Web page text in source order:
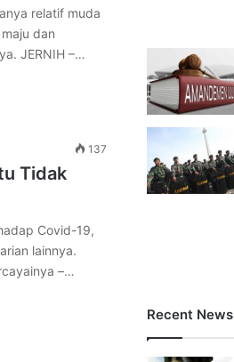
relatif muda
dan
JERNIH –…
137
Tidak
Covid-19,
lainnya.
–…
Recent News